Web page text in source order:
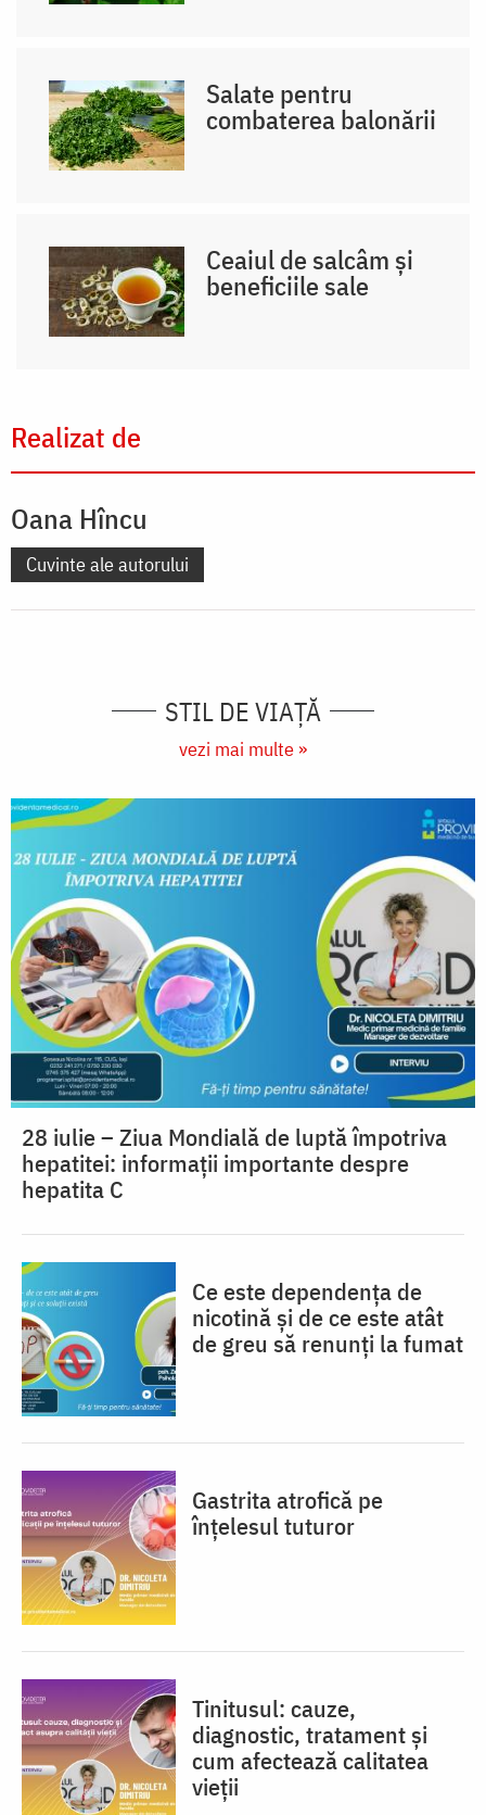
Salate pentru
combaterea balonării
Ceaiul de salcâm și
beneficiile sale
Realizat de
Oana Hîncu
Cuvinte ale autorului
STIL DE VIAŢĂ
vezi mai multe »
28 iulie – Ziua Mondială de luptă împotriva
hepatitei: informații importante despre
hepatita C
Ce este dependența de
nicotină și de ce este atât
de greu să renunți la fumat
Gastrita atrofică pe
înțelesul tuturor
Tinitusul: cauze,
diagnostic, tratament și
cum afectează calitatea
vieții